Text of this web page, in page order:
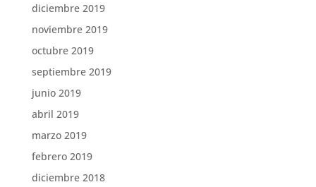
diciembre 2019
noviembre 2019
octubre 2019
septiembre 2019
junio 2019
abril 2019
marzo 2019
febrero 2019
diciembre 2018